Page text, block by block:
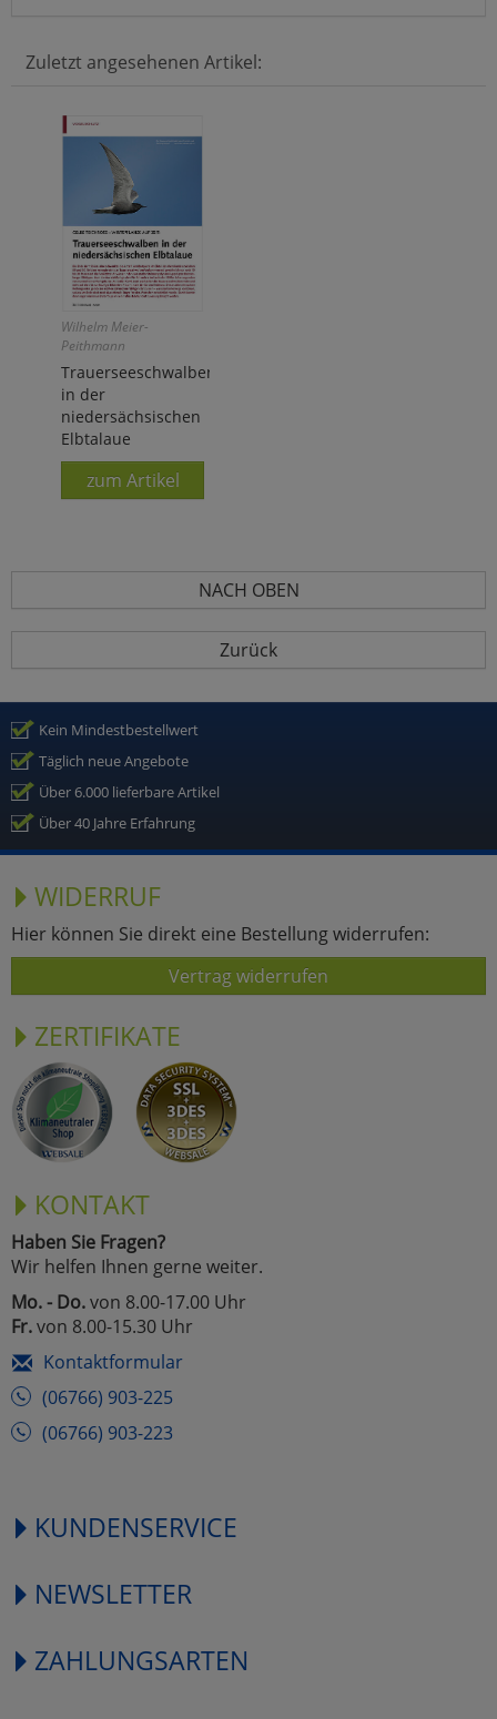
Zuletzt angesehenen Artikel:
Wilhelm Meier-
Peithmann
Trauerseeschwalben
in der
niedersächsischen
Elbtalaue
zum Artikel
NACH OBEN
Zurück
Kein Mindestbestellwert
Täglich neue Angebote
Über 6.000 lieferbare Artikel
Über 40 Jahre Erfahrung
WIDERRUF
Hier können Sie direkt eine Bestellung widerrufen:
Vertrag widerrufen
ZERTIFIKATE
KONTAKT
Haben Sie Fragen?
Wir helfen Ihnen gerne weiter.
Mo. - Do.von 8.00-17.00 Uhr
Fr.von 8.00-15.30 Uhr
Kontaktformular
(06766) 903-225
(06766) 903-223
KUNDENSERVICE
NEWSLETTER
ZAHLUNGSARTEN